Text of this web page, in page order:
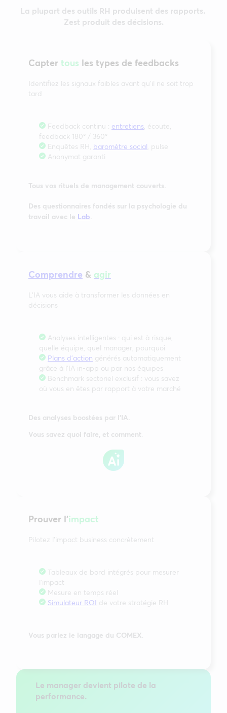
La plupart des outils RH produisent des rapports.
Zest produit des décisions.
Capter tous les types de feedbacks
Identifiez les signaux faibles avant qu’il ne soit trop
tard
Feedback continu : entretiens, écoute,
feedback 180° / 360°
Enquêtes RH, baromètre social, pulse
Anonymat garanti
Tous vos rituels de management couverts.
Des questionnaires fondés sur la psychologie du
travail avec le Lab.
Comprendre & agir
L’IA vous aide à transformer les données en
décisions
Analyses intelligentes : qui est à risque,
quelle équipe, quel manager, pourquoi
Plans d’action générés automatiquement
grâce à l’IA in-app ou par nos équipes
Benchmark sectoriel exclusif : vous savez
où vous en êtes par rapport à votre marché
Des analyses boostées par l’IA.
Vous savez quoi faire, et comment.
Prouver l’impact
Pilotez l’impact business concrètement
Tableaux de bord intégrés pour mesurer
l’impact
Mesure en temps réel
Simulateur ROI de votre stratégie RH
Vous parlez le langage du COMEX
Le manager devient pilote de la
performance.